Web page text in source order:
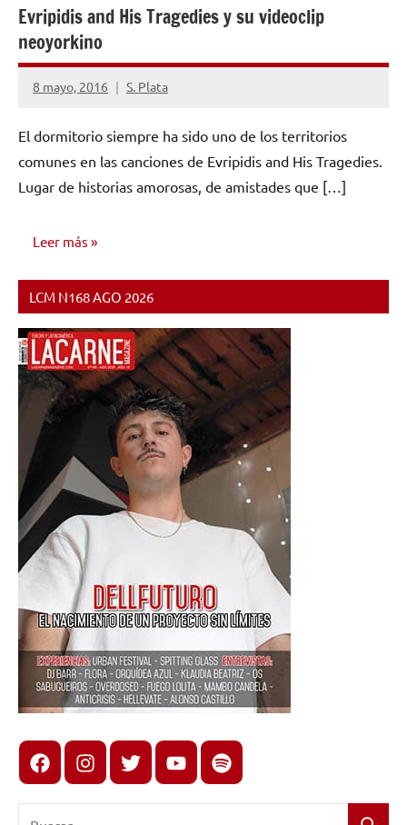
Evripidis and His Tragedies y su videoclip
neoyorkino
8 mayo, 2016 S. Plata
1
El dormitorio siempre ha sido uno de los territorios
comunes en las canciones de Evripidis and His Tragedies.
Lugar de historias amorosas, de amistades que […]
Leer más
NOTICIAS
LCM N168 AGO 2026
FacebookInstagram
X youtubespotify